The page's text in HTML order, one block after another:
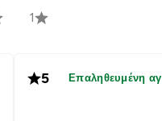
1
5 Επαληθευμένη